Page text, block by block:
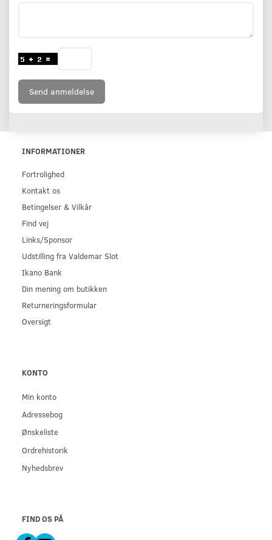
Send anmeldelse
INFORMATIONER
Fortrolighed
Kontakt os
Betingelser & Vilkår
Find vej
Links/Sponsor
Udstilling fra Valdemar Slot
Ikano Bank
Din mening om butikken
Returneringsformular
Oversigt
KONTO
Min konto
Adressebog
Ønskeliste
Ordrehistorik
Nyhedsbrev
FIND OS PÅ